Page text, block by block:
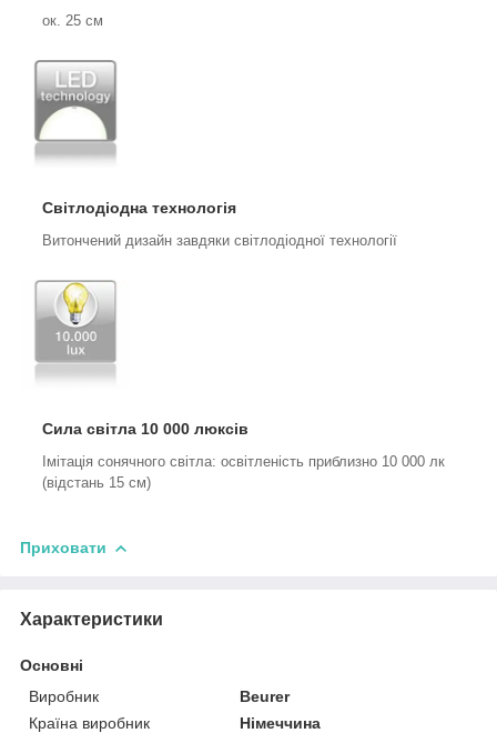
ок. 25 см
Світлодіодна технологія
Витончений дизайн завдяки світлодіодної технології
Сила світла 10 000 люксів
Імітація сонячного світла: освітленість приблизно 10 000 лк
(відстань 15 см)
Приховати
Характеристики
Основні
Виробник
Beurer
Країна виробник
Німеччина